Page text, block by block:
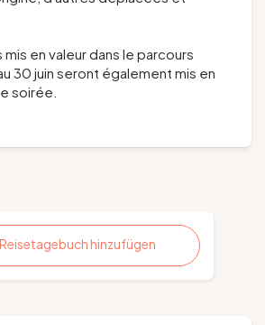
en valeur dans le parcours
30 juin seront également mis en
soirée.
hinzufügen